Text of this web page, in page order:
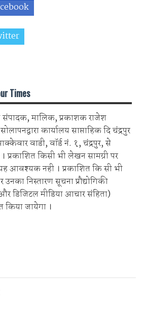
Times
संपादक, मालिक, प्रकाशक राजेश
कार्यालय साप्ताहिक दि चंद्रपुर
वाडी, वॉर्ड नं. १, चंद्रपुर, से
प्रकाशित किसी भी लेखन सामग्री पर
आवश्यक नही । प्रकाशित कि सी भी
निस्तारण सूचना प्रौद्योगिकी
और डिजिटल मीडिया आचार संहिता)
जायेगा ।